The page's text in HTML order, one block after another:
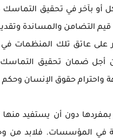
بآخر في تحقيق التماسك
التضامن والمساندة
على عاتق تلك المنظمات
أجل ضمان تحقيق التماسك
واحترام حقوق الإنسان
دون أن يستفيد منها
في المؤسسات. فلابد